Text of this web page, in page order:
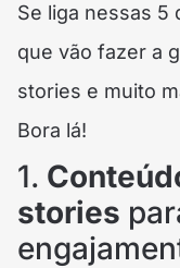
Se liga nessas 5
que vão fazer a
stories e muito
Bora lá!
1.
stories